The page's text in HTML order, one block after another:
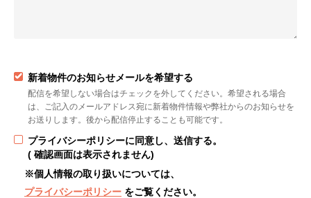
新着物件のお知らせメールを希望する
配信を希望しない場合はチェックを外してください。希望される場合
は、ご記入のメールアドレス宛に新着物件情報や弊社からのお知らせを
お送りします。後から配信停止することも可能です。
プライバシーポリシーに同意し、送信する。
( 確認画面は表示されません)
※個人情報の取り扱いについては、
プライバシーポリシー をご覧ください。